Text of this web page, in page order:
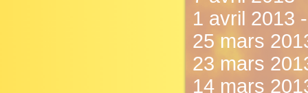
1 avril 2013
25 mars
23 mars
14 mars